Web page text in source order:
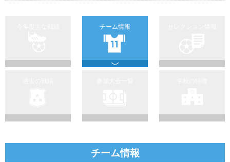
チーム情報
チーム情報